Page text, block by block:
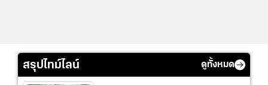
สรุปไทม์ไลน์ ดูทั้งหมด